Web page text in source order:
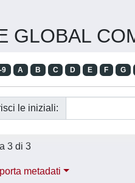
GLOBAL
9 A B C D E F G
le iniziali:
3 di 3
metadati